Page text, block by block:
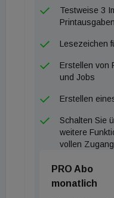
umgesetzt wird.“
in Betrieb
mehr als 400
200mal CO2-
Testweise 3
Printausgaben
Lesezeichen
Erstellen von
und Jobs
Erstellen
Schalten Sie
weitere
vollen
PRO Abo
monatlich